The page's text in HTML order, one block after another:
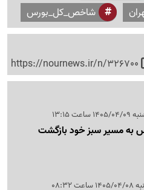
شاخص_کل_بورس
https://nournews.ir/n/326700
ساعت 13:15
به مسیر سبز خود بازگشت
08:32